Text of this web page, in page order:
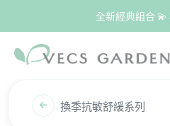
全新經典組合 💫 輸
換季抗敏舒緩系列